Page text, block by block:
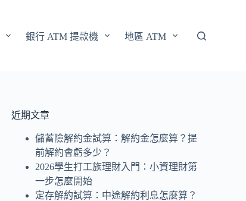
銀行 ATM 提款機 地區 ATM
近期文章
儲蓄險解約金試算：解約金怎麼算？提
前解約會虧多少？
2026學生打工族理財入門：小資理財第
一步怎麼開始
定存解約試算：中途解約利息怎麼算？